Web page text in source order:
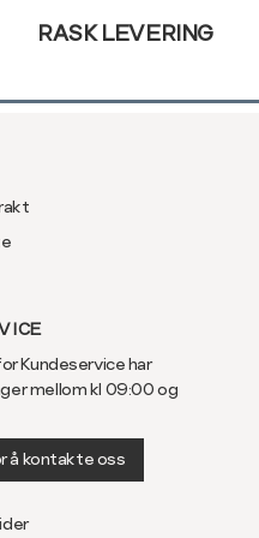
RASK LEVERING
Kundeservice har
mellom kl 09:00 og
å kontakte oss